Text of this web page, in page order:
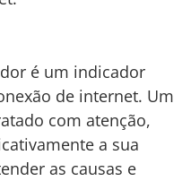
é um indicador
de internet. Um
com atenção,
a sua
as causas e